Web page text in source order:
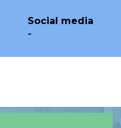
Social media
-